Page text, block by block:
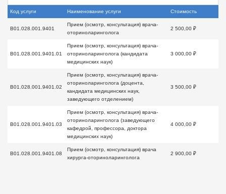
Код услуги Наименование услуги Стоимость
B01.028.001.9401
Прием (осмотр, консультация) врача-
оториноларинголога
2 500,00 ₽
B01.028.001.9401.01
Прием (осмотр, консультация) врача-
оториноларинголога (кандидата
медицинских наук)
3 000,00 ₽
B01.028.001.9401.02
Прием (осмотр, консультация) врача-
оториноларинголога (доцента,
кандидата медицинских наук,
заведующего отделением)
3 500,00 ₽
B01.028.001.9401.03
Прием (осмотр, консультация) врача-
оториноларинголога (заведующего
кафедрой, профессора, доктора
медицинских наук)
4 000,00 ₽
B01.028.001.9401.08
Прием (осмотр, консультация) врача
хирурга-оториноларинголога
2 900,00 ₽